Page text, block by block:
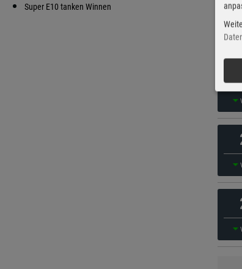
Super E10 tanken Winnen